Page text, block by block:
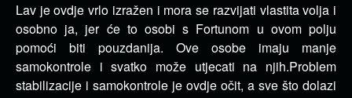
Lav je ovdje vrlo izražen i mora se razvijati vlastita volja i
osobno ja, jer će to osobi s Fortunom u ovom polju
pomoći biti pouzdanija. Ove osobe imaju manje
samokontrole i svatko može utjecati na njih.Problem
stabilizacije i samokontrole je ovdje očit, a sve što dolazi